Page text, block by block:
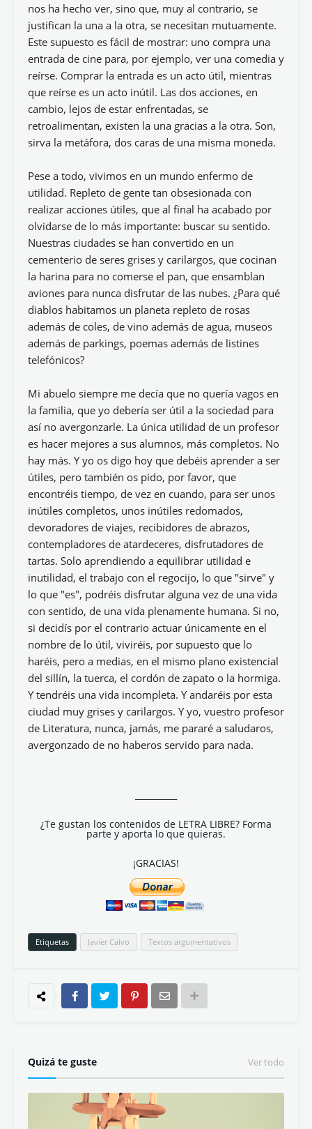
nos ha hecho ver, sino que, muy al contrario, se
justifican la una a la otra, se necesitan mutuamente.
Este supuesto es fácil de mostrar: uno compra una
entrada de cine para, por ejemplo, ver una comedia y
reírse. Comprar la entrada es un acto útil, mientras
que reírse es un acto inútil. Las dos acciones, en
cambio, lejos de estar enfrentadas, se
retroalimentan, existen la una gracias a la otra. Son,
sirva la metáfora, dos caras de una misma moneda.
Pese a todo, vivimos en un mundo enfermo de
utilidad. Repleto de gente tan obsesionada con
realizar acciones útiles, que al final ha acabado por
olvidarse de lo más importante: buscar su sentido.
Nuestras ciudades se han convertido en un
cementerio de seres grises y carilargos, que cocinan
la harina para no comerse el pan, que ensamblan
aviones para nunca disfrutar de las nubes. ¿Para qué
diablos habitamos un planeta repleto de rosas
además de coles, de vino además de agua, museos
además de parkings, poemas además de listines
telefónicos?
Mi abuelo siempre me decía que no quería vagos en
la familia, que yo debería ser útil a la sociedad para
así no avergonzarle. La única utilidad de un profesor
es hacer mejores a sus alumnos, más completos. No
hay más. Y yo os digo hoy que debéis aprender a ser
útiles, pero también os pido, por favor, que
encontréis tiempo, de vez en cuando, para ser unos
inútiles completos, unos inútiles redomados,
devoradores de viajes, recibidores de abrazos,
contempladores de atardeceres, disfrutadores de
tartas. Solo aprendiendo a equilibrar utilidad e
inutilidad, el trabajo con el regocijo, lo que "sirve" y
lo que "es", podréis disfrutar alguna vez de una vida
con sentido, de una vida plenamente humana. Si no,
si decidís por el contrario actuar únicamente en el
nombre de lo útil, viviréis, por supuesto que lo
haréis, pero a medias, en el mismo plano existencial
del sillín, la tuerca, el cordón de zapato o la hormiga.
Y tendréis una vida incompleta. Y andaréis por esta
ciudad muy grises y carilargos. Y yo, vuestro profesor
de Literatura, nunca, jamás, me pararé a saludaros,
avergonzado de no haberos servido para nada.
¿Te gustan los contenidos de LETRA LIBRE? Forma
parte y aporta lo que quieras.
¡GRACIAS!
Etiquetas Javier Calvo Textos argumentativos
Quizá te guste Ver todo